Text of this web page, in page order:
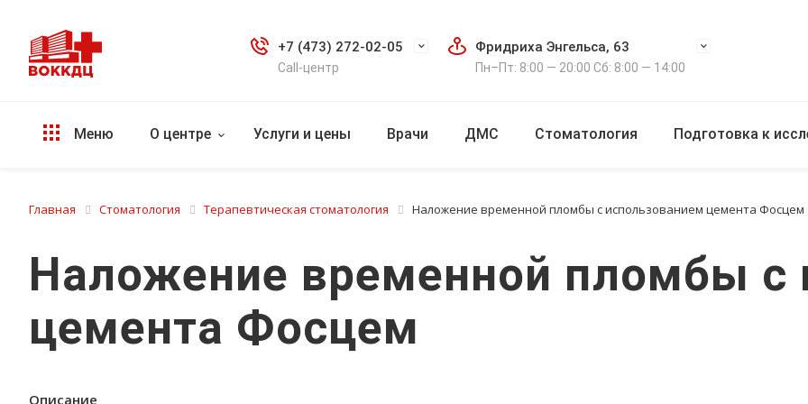
+7 (473) 272-02-05
Call-центр
Фридриха Энгельса, 63
Пн–Пт: 8:00 — 20:00 Сб: 8:00 — 14:00
Меню О центре Услуги и цены Врачи ДМС Стоматология Подготовка к
Главная Стоматология Терапевтическая стоматология Наложение временной пломбы с использованием цемента Фосцем
Наложение временной пломбы с
цемента Фосцем
Описание